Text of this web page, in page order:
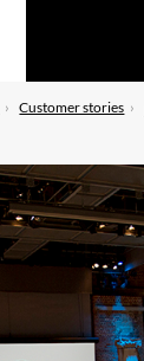
Customer stories